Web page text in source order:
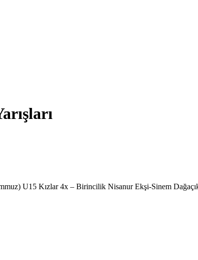
U15 Kızlar 4x – Birincilik Nisanur Ekşi-Sinem